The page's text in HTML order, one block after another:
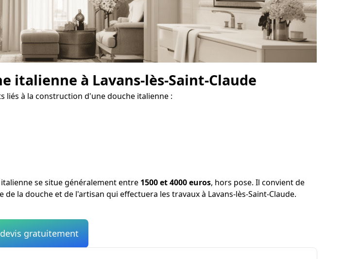
italienne à Lavans-lès-Saint-Claude
liés à la construction d'une douche italienne :
se situe généralement entre 1500 et 4000 euros, hors pose. Il convient de
la douche et de l'artisan qui effectuera les travaux à Lavans-lès-Saint-Claude.
gratuitement